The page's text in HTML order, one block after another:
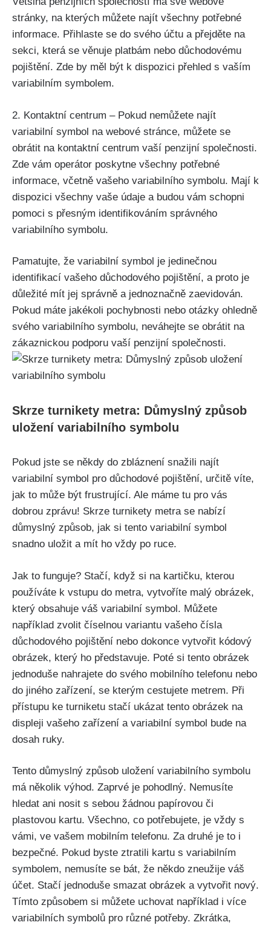
stránky, na kterých můžete najít všechny potřebné
informace. Přihlaste se do svého účtu a přejděte na
sekci, která se věnuje platbám nebo důchodovému
pojištění. Zde by měl být k dispozici přehled s vaším
variabilním symbolem.
2. Kontaktní centrum – Pokud nemůžete najít
variabilní symbol na webové stránce, můžete se
obrátit na kontaktní centrum vaší penzijní společnosti.
Zde vám operátor poskytne všechny potřebné
informace, včetně vašeho variabilního symbolu. Mají k
dispozici všechny vaše údaje a budou vám schopni
pomoci s přesným identifikováním správného
variabilního symbolu.
Pamatujte, že variabilní symbol je jedinečnou
identifikací vašeho důchodového pojištění, a proto je
důležité mít jej správně a jednoznačně zaevidován.
Pokud máte jakékoli pochybnosti nebo otázky ohledně
svého variabilního symbolu, neváhejte se obrátit na
zákaznickou podporu vaší penzijní společnosti.
Skrze turnikety metra: Důmyslný způsob
uložení variabilního symbolu
Pokud jste se někdy do zbláznení snažili najít
variabilní symbol pro důchodové pojištění, určitě víte,
jak to může být frustrující. Ale máme tu pro vás
dobrou zprávu! Skrze turnikety metra se nabízí
důmyslný způsob, jak si tento variabilní symbol
snadno uložit a mít ho vždy po ruce.
Jak to funguje? Stačí, když si na kartičku, kterou
používáte k vstupu do metra, vytvoříte malý obrázek,
který obsahuje váš variabilní symbol. Můžete
například zvolit číselnou variantu vašeho čísla
důchodového pojištění nebo dokonce vytvořit kódový
obrázek, který ho představuje. Poté si tento obrázek
jednoduše nahrajete do svého mobilního telefonu nebo
do jiného zařízení, se kterým cestujete metrem. Při
přístupu ke turniketu stačí ukázat tento obrázek na
displeji vašeho zařízení a variabilní symbol bude na
dosah ruky.
Tento důmyslný způsob uložení variabilního symbolu
má několik výhod. Zaprvé je pohodlný. Nemusíte
hledat ani nosit s sebou žádnou papírovou či
plastovou kartu. Všechno, co potřebujete, je vždy s
vámi, ve vašem mobilním telefonu. Za druhé je to i
bezpečné. Pokud byste ztratili kartu s variabilním
symbolem, nemusíte se bát, že někdo zneužije váš
účet. Stačí jednoduše smazat obrázek a vytvořit nový.
Tímto způsobem si můžete uchovat například i více
variabilních symbolů pro různé potřeby. Zkrátka,